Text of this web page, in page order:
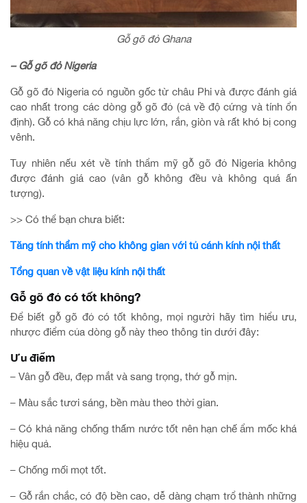
Gỗ gõ đỏ Ghana
– Gỗ gõ đỏ Nigeria
Gỗ gõ đỏ Nigeria có nguồn gốc từ châu Phi và được đánh giá
cao nhất trong các dòng gỗ gõ đỏ (cả về độ cứng và tính ổn
định). Gỗ có khả năng chịu lực lớn, rắn, giòn và rất khó bị cong
vênh.
Tuy nhiên nếu xét về tính thẩm mỹ gỗ gõ đỏ Nigeria không
được đánh giá cao (vân gỗ không đều và không quá ấn
tượng).
>> Có thể bạn chưa biết:
Tăng tính thẩm mỹ cho không gian với tủ cánh kính nội thất
Tổng quan về vật liệu kính nội thất
Gỗ gõ đỏ có tốt không?
Để biết gỗ gõ đỏ có tốt không, mọi người hãy tìm hiểu ưu,
nhược điểm của dòng gỗ này theo thông tin dưới đây:
Ưu điểm
– Vân gỗ đều, đẹp mắt và sang trọng, thớ gỗ mịn.
– Màu sắc tươi sáng, bền màu theo thời gian.
– Có khả năng chống thấm nước tốt nên hạn chế ẩm mốc khá
hiệu quả.
– Chống mối mọt tốt.
– Gỗ rắn chắc, có độ bền cao, dễ dàng chạm trổ thành những